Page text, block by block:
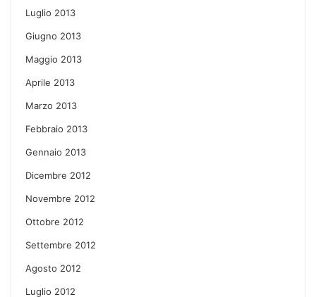
Luglio 2013
Giugno 2013
Maggio 2013
Aprile 2013
Marzo 2013
Febbraio 2013
Gennaio 2013
Dicembre 2012
Novembre 2012
Ottobre 2012
Settembre 2012
Agosto 2012
Luglio 2012